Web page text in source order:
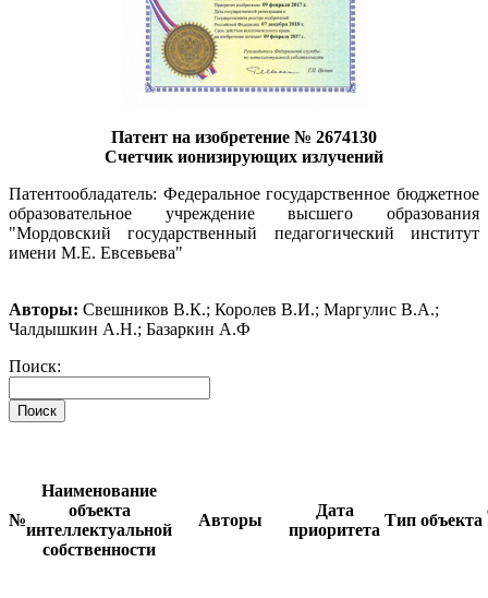
Патент на изобретение № 2674130
Счетчик ионизирующих излучений
Патентообладатель: Федеральное государственное бюджетное
образовательное учреждение высшего образования
"Мордовский государственный педагогический институт
имени М.Е. Евсевьева"
Авторы: Свешников В.К.; Королев В.И.; Маргулис В.А.;
Чалдышкин А.Н.; Базаркин А.Ф
Поиск:
Поиск
№
Наименование
объекта
интеллектуальной
собственности
Авторы
Дата
приоритета
Тип объекта